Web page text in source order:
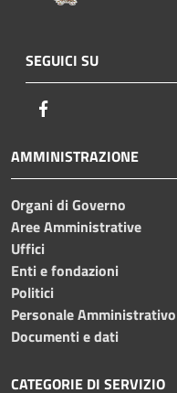
SEGUICI SU
AMMINISTRAZIONE
Organi di Governo
Aree Amministrative
Uffici
Enti e fondazioni
Politici
Personale Amministrativo
Documenti e dati
CATEGORIE DI SERVIZIO